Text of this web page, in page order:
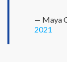
— Maya
2021